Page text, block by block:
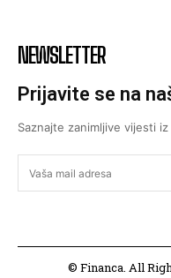
NEWSLETTER
Prijavite se na
Saznajte zanimljive vijesti
© Financa. All